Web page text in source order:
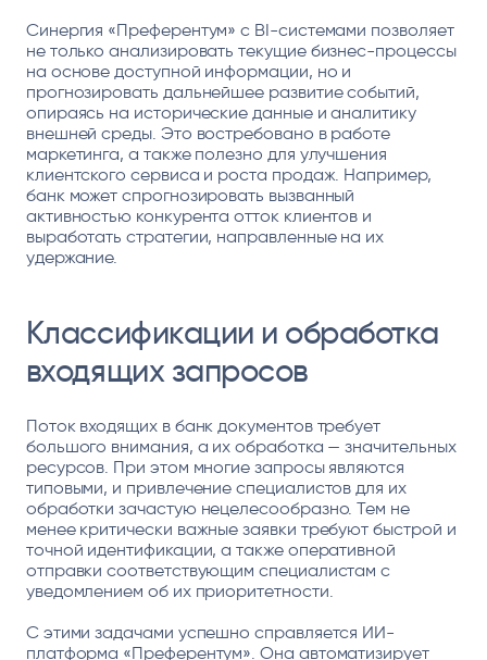
Синергия «Преферентум» с BI-системами позволяет
не только анализировать текущие бизнес-процессы
на основе доступной информации, но и
прогнозировать дальнейшее развитие событий,
опираясь на исторические данные и аналитику
внешней среды. Это востребовано в работе
маркетинга, а также полезно для улучшения
клиентского сервиса и роста продаж. Например,
банк может спрогнозировать вызванный
активностью конкурента отток клиентов и
выработать стратегии, направленные на их
удержание.
Классификации и обработка
входящих запросов
Поток входящих в банк документов требует
большого внимания, а их обработка — значительных
ресурсов. При этом многие запросы являются
типовыми, и привлечение специалистов для их
обработки зачастую нецелесообразно. Тем не
менее критически важные заявки требуют быстрой и
точной идентификации, а также оперативной
отправки соответствующим специалистам с
уведомлением об их приоритетности.
С этими задачами успешно справляется ИИ-
платформа «Преферентум». Она автоматизирует